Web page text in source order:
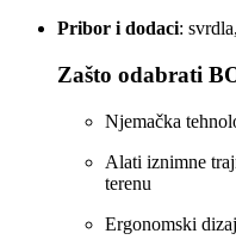
Pribor i dodaci:
Zašto odabrati
Njemačka
Alati iznimne
terenu
Ergonomski